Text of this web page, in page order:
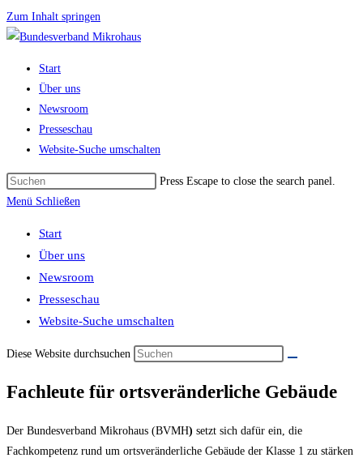
Zum Inhalt springen
Start
Über uns
Newsroom
Presseschau
Website-Suche umschalten
Press Escape to close the search panel.
Menü Schließen
Start
Über uns
Newsroom
Presseschau
Website-Suche umschalten
Diese Website durchsuchen
Fachleute für ortsveränderliche Gebäude
Der Bundesverband Mikrohaus (BVMH) setzt sich dafür ein, die
Fachkompetenz rund um ortsveränderliche Gebäude der Klasse 1 zu stärken